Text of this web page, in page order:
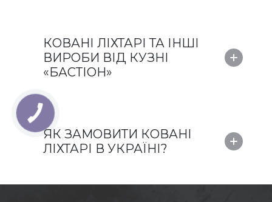
КОВАНІ ЛІХТАРІ ТА ІНШІ
ВИРОБИ ВІД КУЗНІ
«БАСТІОН»
ЯК ЗАМОВИТИ КОВАНІ
ЛІХТАРІ В УКРАЇНІ?